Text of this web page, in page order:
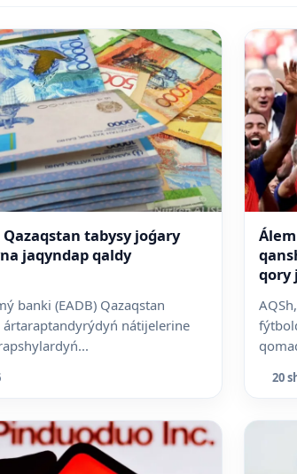
tabysy joǵary
jaqyndap qaldy
banki (EADB) Qazaqstan
nátijelerine
qory
20